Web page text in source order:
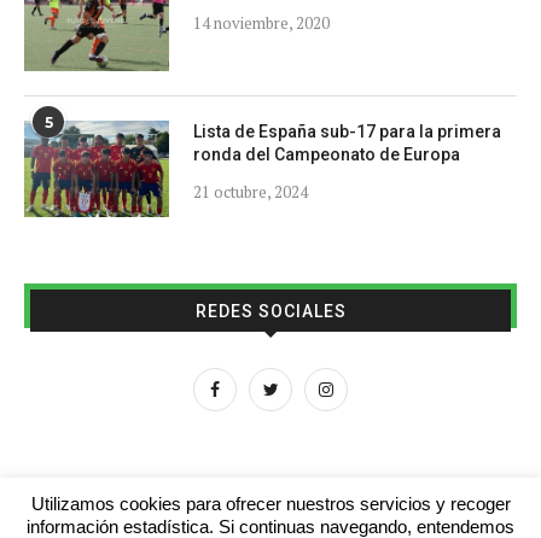
14 noviembre, 2020
5
Lista de España sub-17 para la primera
ronda del Campeonato de Europa
21 octubre, 2024
REDES SOCIALES
Utilizamos cookies para ofrecer nuestros servicios y recoger
información estadística. Si continuas navegando, entendemos